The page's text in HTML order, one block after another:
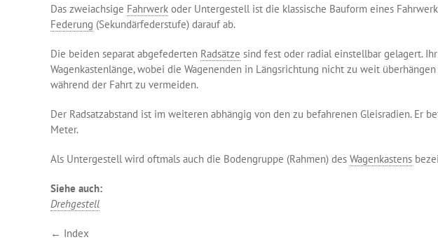
Das zweiachsige Fahrwerk oder Untergestell ist die klassische Bauform eines
Federung (Sekundärfederstufe) darauf ab.
Die beiden separat abgefederten Radsätze sind fest oder radial einstellbar gelagert.
Wagenkastenlänge, wobei die Wagenenden in Längsrichtung nicht zu weit
während der Fahrt zu vermeiden.
Der Radsatzabstand ist im weiteren abhängig von den zu befahrenen Gleisradien. Er
Meter.
Als Untergestell wird oftmals auch die Bodengruppe (Rahmen) des Wagenkastens
Siehe auch:
Drehgestell
← Index